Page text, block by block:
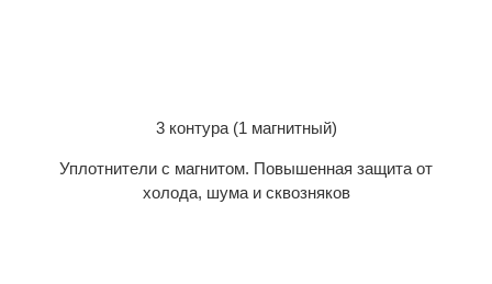
3 контура (1 магнитный)
Уплотнители с магнитом. Повышенная защита от
холода, шума и сквозняков